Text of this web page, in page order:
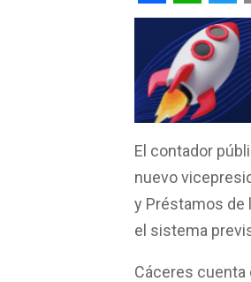
F
c
e
b
o
o
k
W
h
a
t
s
A
p
p
T
w
i
t
t
e
r
i
l
El contador
nuevo
y Préstamos de
el sistema
Cáceres cuenta